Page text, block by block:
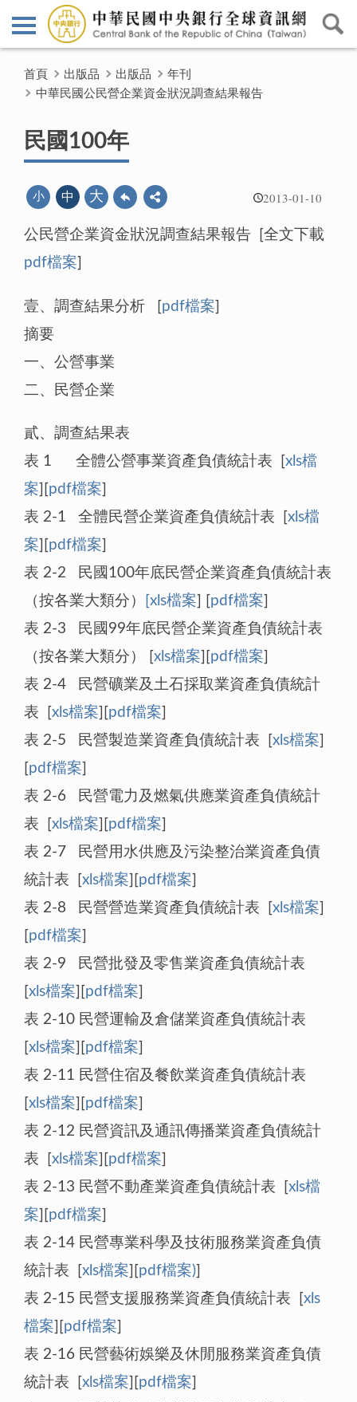
首頁 出版品 出版品
年刊
中華民國公民營企業資金狀況調查結果報告
民國100年
2013-01-10
小 中 大
公民營企業資金狀況調查結果報告 [全文下載
pdf檔案
壹、調查結果分析 [pdf檔案]
摘要
一、公營事業
二、民營企業
貳、調查結果表
表 1 全體公營事業資產負債統計表 [xls檔
案][pdf檔案]
表 2-1 全體民營企業資產負債統計表 [xls檔
案][pdf檔案]
表 2-2 民國100年底民營企業資產負債統計表
（按各業大類分）
[xls檔案] [pdf檔案]
表 2-3 民國99年底民營企業資產負債統計表
（按各業大類分） [xls檔案][pdf檔案]
表 2-4 民營礦業及土石採取業資產負債統計
表 [xls檔案][pdf檔案]
表 2-5 民營製造業資產負債統計表 [xls檔案]
[pdf檔案]
表 2-6 民營電力及燃氣供應業資產負債統計
表 [xls檔案][pdf檔案]
表 2-7 民營用水供應及污染整治業資產負債
統計表 [xls檔案][pdf檔案]
表 2-8 民營營造業資產負債統計表 [xls檔案]
[pdf檔案]
表 2-9 民營批發及零售業資產負債統計表
[xls檔案][pdf檔案]
表 2-10 民營運輸及倉儲業資產負債統計表
[xls檔案][pdf檔案]
表 2-11 民營住宿及餐飲業資產負債統計表
[xls檔案][pdf檔案]
表 2-12 民營資訊及通訊傳播業資產負債統計
表 [xls檔案][pdf檔案]
表 2-13 民營不動產業資產負債統計表 [xls檔
案][pdf檔案]
表 2-14 民營專業科學及技術服務業資產負債
統計表 [xls檔案][pdf檔案)]
表 2-15 民營支援服務業資產負債統計表 [xls
檔案][pdf檔案]
表 2-16 民營藝術娛樂及休閒服務業資產負債
統計表 [xls檔案][pdf檔案]